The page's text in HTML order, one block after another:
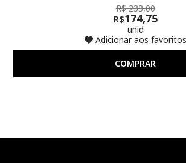
R$ 233,00
R$174,75
unid
Adicionar aos favoritos
COMPRAR